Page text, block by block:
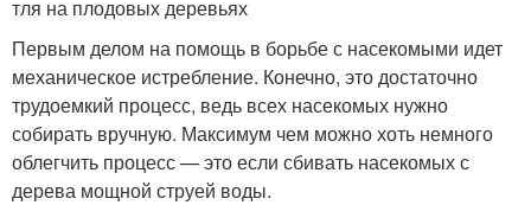
тля на плодовых деревьях
Первым делом на помощь в борьбе с насекомыми идет
механическое истребление. Конечно, это достаточно
трудоемкий процесс, ведь всех насекомых нужно
собирать вручную. Максимум чем можно хоть немного
облегчить процесс — это если сбивать насекомых с
дерева мощной струей воды.